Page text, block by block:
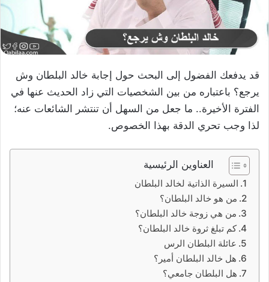
قد يدفعك الفضول إلى البحث حول إجابة خالد البلطان وش
يرجع؟ باعتباره من بين الشخصيات التي زاد الحديث عنها في
الفترة الأخيرة.. ما جعل من السهل أن تنتشر الشائعات عنه؛
لذا وجب تحري الدقة بهذا الخصوص.
العناوين الرئيسية
السيرة الذاتية لخالد البلطان
من هو خالد البلطان؟
من هي زوجة خالد البلطان؟
كم تبلغ ثروة خالد البلطان؟
عائلة البلطان الرس
هل خالد البلطان أمير؟
هل البلطان جامعي؟